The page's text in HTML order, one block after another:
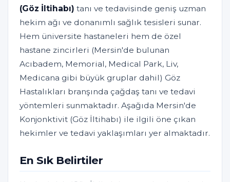
(Göz İltihabı) tanı ve tedavisinde geniş uzman
hekim ağı ve donanımlı sağlık tesisleri sunar.
Hem üniversite hastaneleri hem de özel
hastane zincirleri (Mersin'de bulunan
Acıbadem, Memorial, Medical Park, Liv,
Medicana gibi büyük gruplar dahil) Göz
Hastalıkları branşında çağdaş tanı ve tedavi
yöntemleri sunmaktadır. Aşağıda Mersin'de
Konjonktivit (Göz İltihabı) ile ilgili öne çıkan
hekimler ve tedavi yaklaşımları yer almaktadır.
En Sık Belirtiler